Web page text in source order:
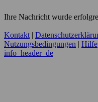
Ihre Nachricht wurde
Kontakt|
Nutzungsbedingungen
Hilfe
info_header_de